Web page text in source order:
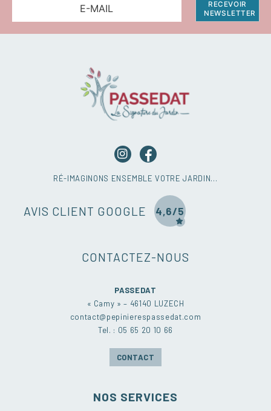
RÉ-IMAGINONS ENSEMBLE VOTRE JARDIN…
AVIS CLIENT GOOGLE 4,6/5
CONTACTEZ-NOUS
PASSEDAT
« Camy » – 46140 LUZECH
contact@pepinierespassedat.com
Tel. : 05 65 20 10 66
CONTACT
NOS SERVICES